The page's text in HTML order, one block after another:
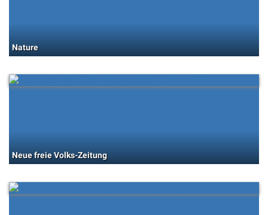
Nature
Neue freie Volks-Zeitung